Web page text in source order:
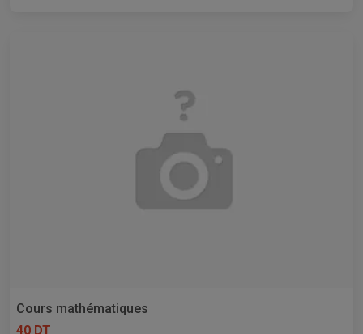
Cours mathématiques
40 DT